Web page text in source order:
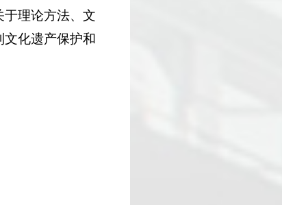
理论方法、文
化遗产保护和